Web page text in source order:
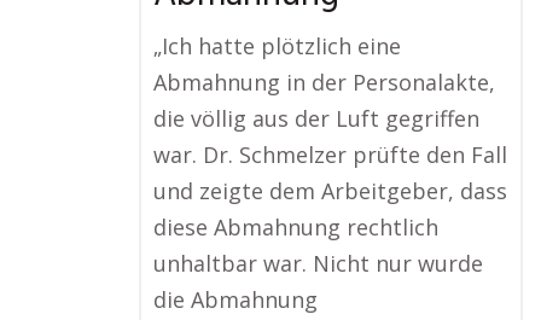
„Ich hatte plötzlich eine
Abmahnung in der Personalakte,
die völlig aus der Luft gegriffen
war. Dr. Schmelzer prüfte den Fall
und zeigte dem Arbeitgeber, dass
diese Abmahnung rechtlich
unhaltbar war. Nicht nur wurde
die Abmahnung